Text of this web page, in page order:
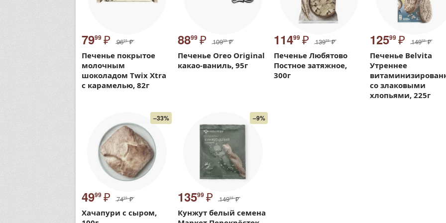
7999 ₽ 9699 ₽
Печенье покрытое
молочным
шоколадом Twix Xtra
с карамелью, 82г
8899 ₽ 10999 ₽
Печенье Oreo Original
какао-ваниль, 95г
11499 ₽ 13999 ₽
Печенье Любятово
Постное затяжное,
300г
12599 ₽ 14999 ₽
Печенье Belvita
Утреннее
со злаковыми
хлопьями, 225г
–33%
4999 ₽ 7499 ₽
Хачапури с сыром,
–9%
13599 ₽ 14999 ₽
Кунжут белый семена